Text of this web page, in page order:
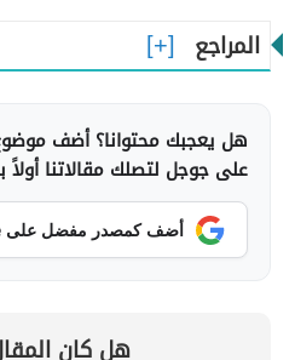
المراجع
هل يعجبك محتوانا؟ أضف
على جوجل لتصلك مقالاتنا أولاً
أضف كمصدر مفضل على Google
هل كان